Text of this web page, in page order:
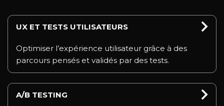
UX ET TESTS UTILISATEURS
Optimiser l’expérience utilisateur grâce à des
parcours pensés et validés par des tests.
A/B TESTING